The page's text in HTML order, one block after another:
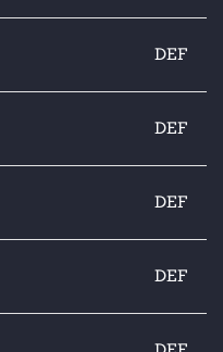
DEF
DEF
DEF
DEF